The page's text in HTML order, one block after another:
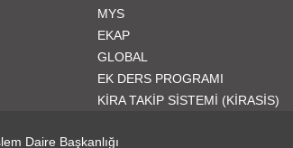
MYS
EKAP
GLOBAL
EK DERS PROGRAMI
KİRA TAKİP SİSTEMİ (KİRASİS)
Daire Başkanlığı